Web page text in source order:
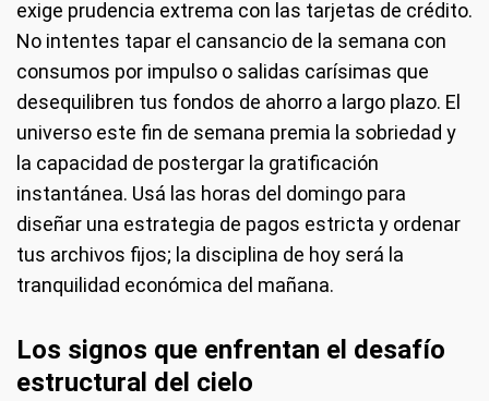
exige prudencia extrema con las tarjetas de crédito.
No intentes tapar el cansancio de la semana con
consumos por impulso o salidas carísimas que
desequilibren tus fondos de ahorro a largo plazo. El
universo este fin de semana premia la sobriedad y
la capacidad de postergar la gratificación
instantánea. Usá las horas del domingo para
diseñar una estrategia de pagos estricta y ordenar
tus archivos fijos; la disciplina de hoy será la
tranquilidad económica del mañana.
Los signos que enfrentan el desafío
estructural del cielo